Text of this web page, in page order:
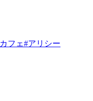
カフェ#アリシー